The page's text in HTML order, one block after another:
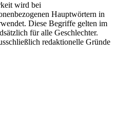
wird bei
Hauptwörtern in
Diese Begriffe gelten im
für alle Geschlechter.
redaktionelle Gründe